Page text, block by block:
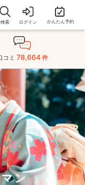
検索 ログイン かんたん予約
コミ 78,664 件
ン